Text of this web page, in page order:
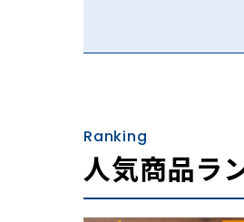
Ranking
人気商品ラ